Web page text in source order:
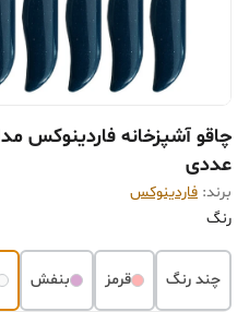
عددی
برند: فاردینوکس
رنگ
چند رنگ قرمز بنفش